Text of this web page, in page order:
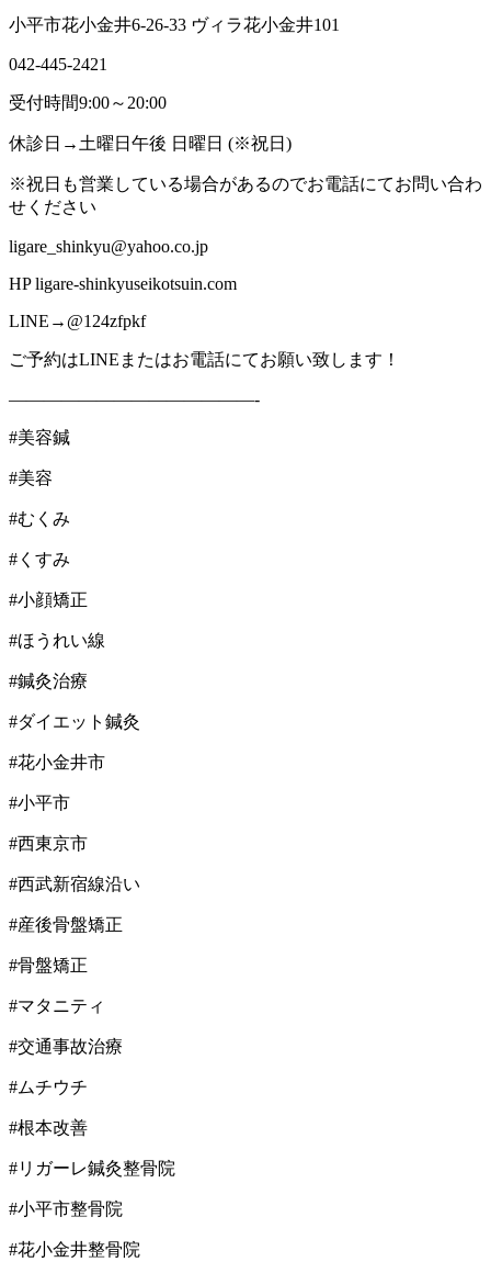
小平市花小金井6-26-33 ヴィラ花小金井101
042-445-2421
受付時間9:00～20:00
休診日→土曜日午後 日曜日 (※祝日)
※祝日も営業している場合があるのでお電話にてお問い合わ
せください
ligare_shinkyu@yahoo.co.jp
HP ligare-shinkyuseikotsuin.com
LINE→@124zfpkf
ご予約はLINEまたはお電話にてお願い致します！
——————————————-
#美容鍼
#美容
#むくみ
#くすみ
#小顔矯正
#ほうれい線
#鍼灸治療
#ダイエット鍼灸
#花小金井市
#小平市
#西東京市
#西武新宿線沿い
#産後骨盤矯正
#骨盤矯正
#マタニティ
#交通事故治療
#ムチウチ
#根本改善
#リガーレ鍼灸整骨院
#小平市整骨院
#花小金井整骨院